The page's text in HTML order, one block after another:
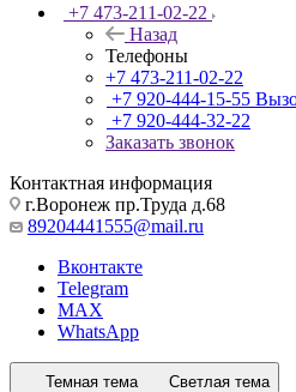
+7 473-211-02-22
Назад
Телефоны
+7 473-211-02-22
+7 920-444-15-55
+7 920-444-32-22
Заказать звонок
Контактная информация
г.Воронеж пр.Труда д.68
89204441555@mail.ru
Вконтакте
Telegram
MAX
WhatsApp
Темная тема Светлая тема